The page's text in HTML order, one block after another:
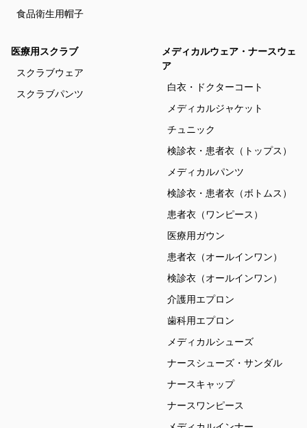
食品衛生用帽子
医療用スクラブ
スクラブウェア
スクラブパンツ
メディカルウェア・ナースウェ
ア
白衣・ドクターコート
メディカルジャケット
チュニック
検診衣・患者衣（トップス）
メディカルパンツ
検診衣・患者衣（ボトムス）
患者衣（ワンピース）
医療用ガウン
患者衣（オールインワン）
検診衣（オールインワン）
介護用エプロン
歯科用エプロン
メディカルシューズ
ナースシューズ・サンダル
ナースキャップ
ナースワンピース